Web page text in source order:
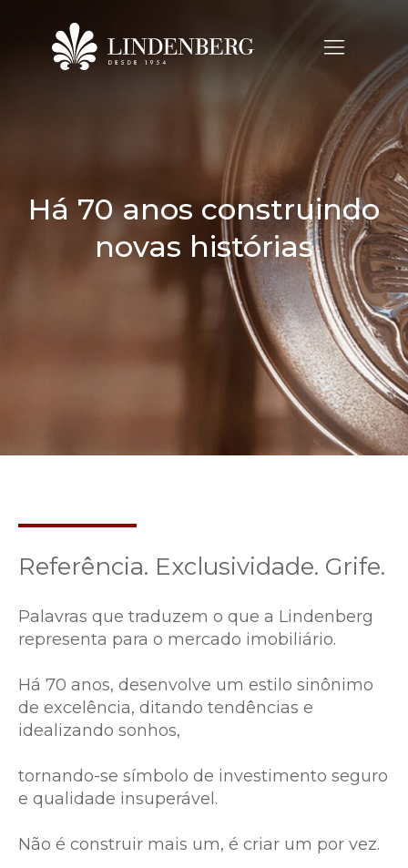
Há 70 anos construindo
novas histórias
Referência. Exclusividade. Grife.
Palavras que traduzem o que a Lindenberg
representa para o mercado imobiliário.
Há 70 anos, desenvolve um estilo sinônimo
de excelência, ditando tendências e
idealizando sonhos,
tornando-se símbolo de investimento seguro
e qualidade insuperável.
Não é construir mais um, é criar um por vez.